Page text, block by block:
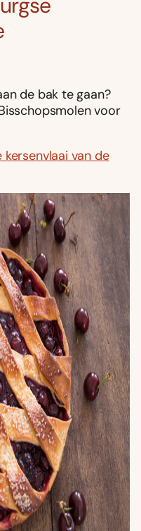
de bak te gaan?
voor
van de